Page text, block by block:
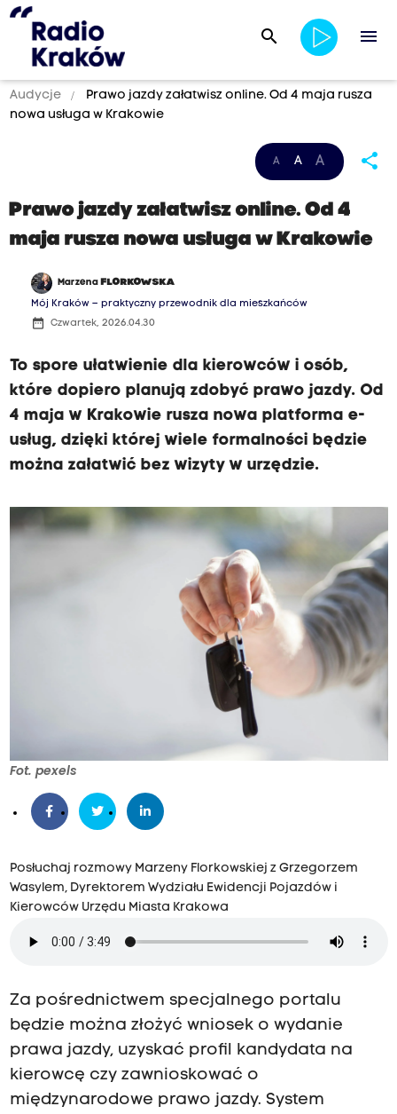
search menu
Audycje
Prawo jazdy załatwisz online. Od 4 maja rusza
nowa usługa w Krakowie
A A A share
Prawo jazdy załatwisz online. Od 4
maja rusza nowa usługa w Krakowie
Marzena FLORKOWSKA
Mój Kraków – praktyczny przewodnik dla mieszkańców
date_range Czwartek, 2026.04.30
To spore ułatwienie dla kierowców i osób,
które dopiero planują zdobyć prawo jazdy. Od
4 maja w Krakowie rusza nowa platforma e-
usług, dzięki której wiele formalności będzie
można załatwić bez wizyty w urzędzie.
Fot. pexels
Posłuchaj rozmowy Marzeny Florkowskiej z Grzegorzem
Wasylem, Dyrektorem Wydziału Ewidencji Pojazdów i
Kierowców Urzędu Miasta Krakowa
Za pośrednictwem specjalnego portalu
będzie można złożyć wniosek o wydanie
prawa jazdy, uzyskać profil kandydata na
kierowcę czy zawnioskować o
międzynarodowe prawo jazdy. System